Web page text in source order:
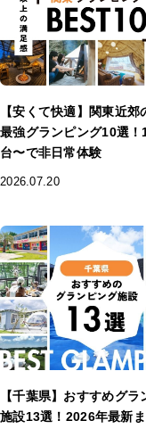
【安くて快適】関東近郊
最強グランピング10選！
台〜で非日常体験
2026.07.20
【千葉県】おすすめグラ
施設13選！2026年最新